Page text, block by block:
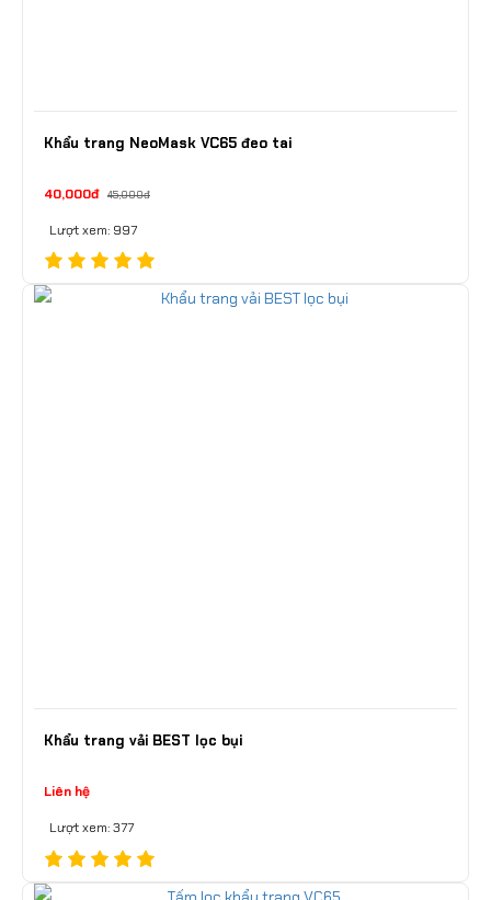
Khẩu trang NeoMask VC65 đeo tai
40,000đ 45,000đ
Lượt xem: 997
Khẩu trang vải BEST lọc bụi
Liên hệ
Lượt xem: 377